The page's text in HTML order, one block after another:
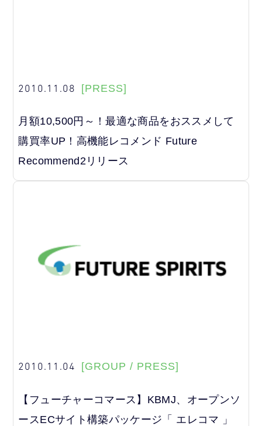
2010.11.08 [PRESS]
月額10,500円～！最適な商品をおススメして
購買率UP！高機能レコメンド Future
Recommend2リリース
2010.11.04 [GROUP / PRESS]
【フューチャーコマース】KBMJ、オープンソ
ースECサイト構築パッケージ「 エレコマ 」